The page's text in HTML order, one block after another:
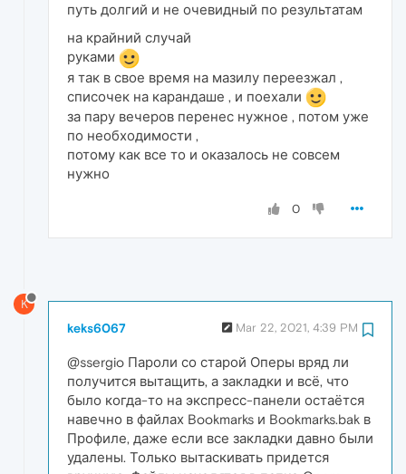
путь долгий и не очевидный по результатам
на крайний случай
руками
я так в свое время на мазилу переезжал ,
списочек на карандаше , и поехали
за пару вечеров перенес нужное , потом уже
по необходимости ,
потому как все то и оказалось не совсем
нужно
0
K
keks6067 Mar 22, 2021, 4:39 PM
@ssergio Пароли со старой Оперы вряд ли
получится вытащить, а закладки и всё, что
было когда-то на экспресс-панели остаётся
навечно в файлах Bookmarks и Bookmarks.bak в
Профиле, даже если все закладки давно были
удалены. Только вытаскивать придется